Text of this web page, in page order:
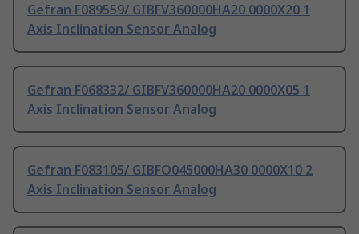
Gefran F089559/ GIBFV360000HA20 0000X20 1
Axis Inclination Sensor Analog
Gefran F068332/ GIBFV360000HA20 0000X05 1
Axis Inclination Sensor Analog
Gefran F083105/ GIBFO045000HA30 0000X10 2
Axis Inclination Sensor Analog